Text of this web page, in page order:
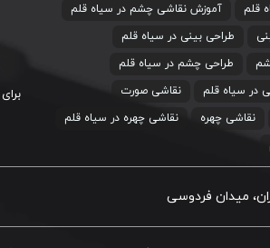
قلم
آموزش نقاشی چشم در سیاه قلم
طراحی بینی در سیاه قلم
طراحی چشم در سیاه قلم
در سیاه قلم
نقاشی صورت
نقاشی چهره
نقاشی چهره در سیاه قلم
میدان فردوسی